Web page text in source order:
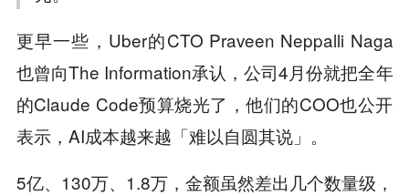
更早一些，Uber的CTO Praveen Neppalli Naga
也曾向The Information承认，公司4月份就把全年
的Claude Code预算烧光了，他们的COO也公开
表示，AI成本越来越「难以自圆其说」。
5亿、130万、1.8万，金额虽然差出几个数量级，